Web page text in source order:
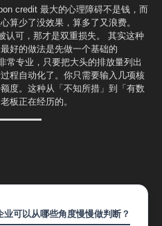
credit 最大的心理障碍不是钱，而
算少了没效果，算多了又浪费。
认可，那才是双重损失。 其实这种
好的做法是先做一个基础的
常专业，只要把大头的排放量列出
程自动化了。你只需要输入几项核
度。这种从「不知所措」到「有数
板正在经历的。
可以从哪些角度慢慢做判断？